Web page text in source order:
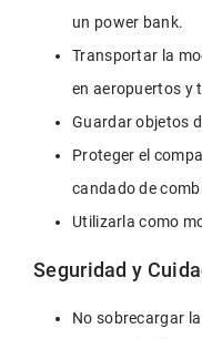
un power bank.
Transportar la
en aeropuertos y
Guardar objetos
Proteger el
candado de
Utilizarla como
Seguridad y
No sobrecargar